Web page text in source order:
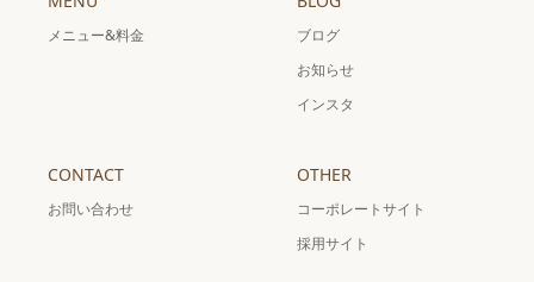
メニュー&料金
ブログ
お知らせ
インスタ
CONTACT
お問い合わせ
OTHER
コーポレートサイト
採用サイト